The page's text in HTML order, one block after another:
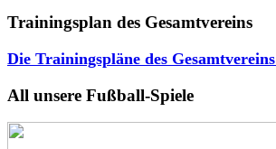
Trainingsplan des Gesamtvereins
Die Trainingspläne des Gesamtvereins
All unsere Fußball-Spiele